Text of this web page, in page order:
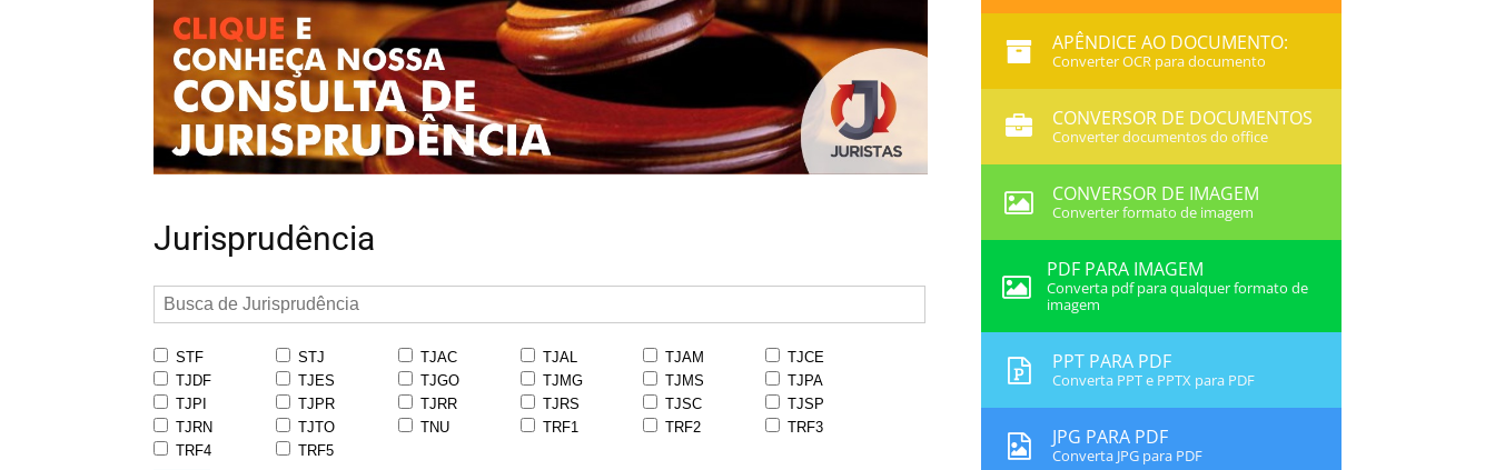
Jurisprudência
STF STJ TJAC TJAL TJAM
TJCE
TJDF
TJES TJGO TJMG TJMS
TJPA
TJPI
TJPR TJRR TJRS TJSC
TJSP
TJRN
TJTO TNU TRF1 TRF2
TRF3
TRF4
TRF5
APÊNDICE AO DOCUMENTO:
Converter OCR para documento
CONVERSOR DE DOCUMENTOS
Converter documentos do office
CONVERSOR DE IMAGEM
Converter formato de imagem
PDF PARA IMAGEM
Converta pdf para qualquer formato de
imagem
PPT PARA PDF
Converta PPT e PPTX para PDF
JPG PARA PDF
Converta JPG para PDF